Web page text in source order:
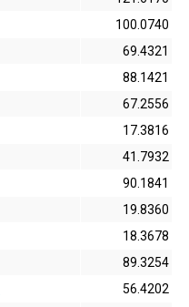
100.0740
69.4321
88.1421
67.2556
17.3816
41.7932
90.1841
19.8360
18.3678
89.3254
56.4202